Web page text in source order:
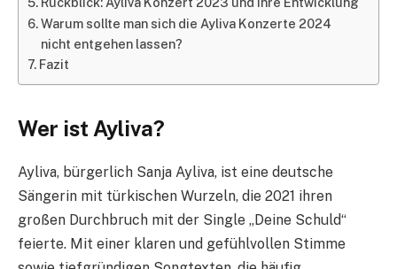
Warum sollte man sich die Ayliva Konzerte 2024
nicht entgehen lassen?
Fazit
Wer ist Ayliva?
Ayliva, bürgerlich Sanja Ayliva, ist eine deutsche
Sängerin mit türkischen Wurzeln, die 2021 ihren
großen Durchbruch mit der Single „Deine Schuld“
feierte. Mit einer klaren und gefühlvollen Stimme